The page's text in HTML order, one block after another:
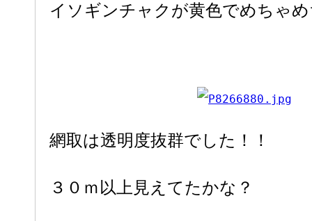
イソギンチャクが黄色でめちゃ
網取は透明度抜群でした！！
３０ｍ以上見えてたかな？